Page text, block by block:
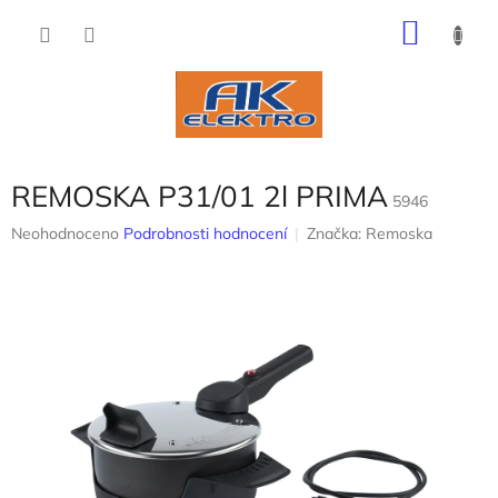
REMOSKA P31/01 2l PRIMA 5946
Průměrné
Neohodnoceno Podrobnosti hodnocení Značka: Remoska